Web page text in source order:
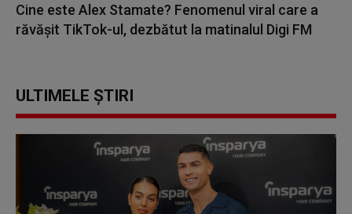
Cine este Alex Stamate? Fenomenul viral care a
răvășit TikTok-ul, dezbătut la matinalul Digi FM
ULTIMELE ȘTIRI